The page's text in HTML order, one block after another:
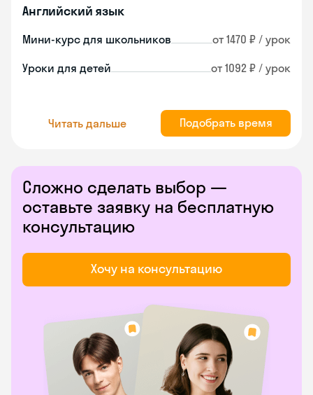
Английский язык
Мини-курс для школьников от 1470 ₽ / урок
Уроки для детей от 1092 ₽ / урок
Читать дальше Подобрать время
Сложно сделать выбор —
оставьте заявку на бесплатную
консультацию
Хочу на консультацию